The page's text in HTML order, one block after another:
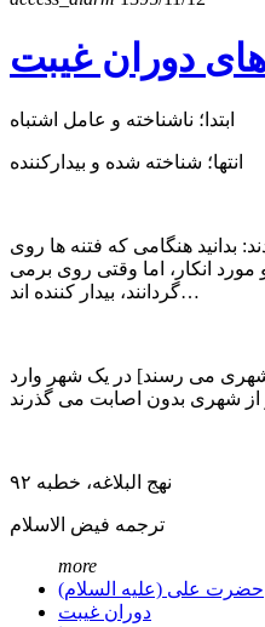
دوران غیبت
ابتدا؛ ناشناخته و عامل اشتباه
انتها؛ شناخته شده و بیدارکننده
بدانید هنگامی که فتنه ها روی
انکار، اما وقتی روی برمی
گردانند، بیدار کننده اند…
شهری می رسند] در یک شهر وارد
نهج البلاغه، خطبه ۹۲
️ترجمه فیض الاسلام
more
حضرت علی (علیه السلام)
دوران غیبت